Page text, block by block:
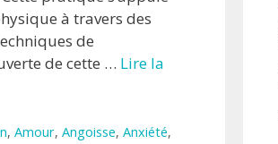
à travers des
de
de cette … Lire la
, Amour, Angoisse, Anxiété,